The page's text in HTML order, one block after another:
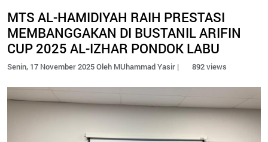
MTS AL-HAMIDIYAH RAIH PRESTASI
MEMBANGGAKAN DI BUSTANIL ARIFIN
CUP 2025 AL-IZHAR PONDOK LABU
Senin, 17 November 2025 Oleh MUhammad Yasir | 892 views